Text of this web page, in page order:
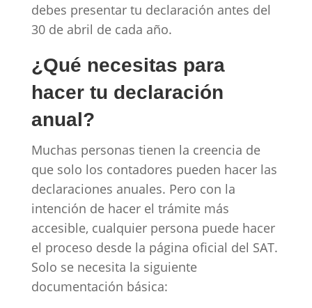
debes presentar tu declaración antes del
30 de abril de cada año.
¿Qué necesitas para
hacer tu declaración
anual?
Muchas personas tienen la creencia de
que solo los contadores pueden hacer las
declaraciones anuales. Pero con la
intención de hacer el trámite más
accesible, cualquier persona puede hacer
el proceso desde la página oficial del SAT.
Solo se necesita la siguiente
documentación básica: